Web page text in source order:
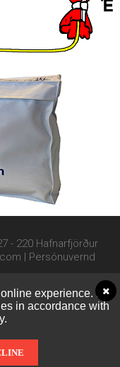
- 220 Hafnarfjörður
| Persónuvernd
experience. By
in accordance with